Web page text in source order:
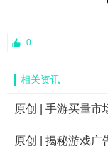
0
相关资讯
原创 | 手游买量市场全面复盘：单
原创 | 揭秘游戏广告素材